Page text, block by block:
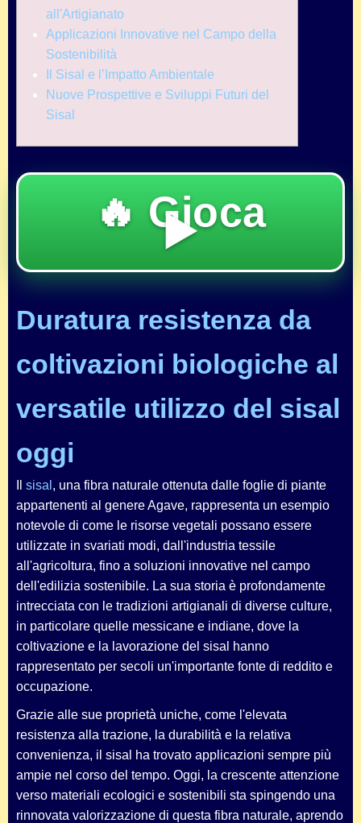
all'Artigianato
Applicazioni Innovative nel Campo della
Sostenibilità
Il Sisal e l’Impatto Ambientale
Nuove Prospettive e Sviluppi Futuri del
Sisal
🔥 Gioca
▶️
Duratura resistenza da
coltivazioni biologiche al
versatile utilizzo del sisal
oggi
sisal , una fibra naturale ottenuta dalle foglie di piante
appartenenti al genereAgave, rappresenta un esempio
notevole di come le risorse vegetali possano essere
utilizzate in svariati modi, dall'industria tessile
all'agricoltura, fino a soluzioni innovative nel campo
dell'edilizia sostenibile. La sua storia è profondamente
intrecciata con le tradizioni artigianali di diverse culture,
in particolare quelle messicane e indiane, dove la
coltivazione e la lavorazione del sisal hanno
rappresentato per secoli un'importante fonte di reddito e
occupazione.
Grazie alle sue proprietà uniche, come l'elevata
resistenza alla trazione, la durabilità e la relativa
convenienza, il sisal ha trovato applicazioni sempre più
ampie nel corso del tempo. Oggi, la crescente attenzione
verso materiali ecologici e sostenibili sta spingendo una
rinnovata valorizzazione di questa fibra naturale, aprendo